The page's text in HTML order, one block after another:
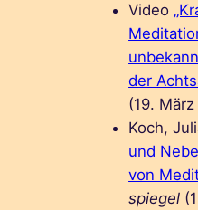
Video
der
(19.
Koch,
und
von
spiegel